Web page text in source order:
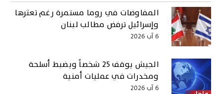
المفاوضات في روما مستمرة رغم تعثرها
وإسرائيل ترفض مطالب لبنان
6 آب 2026
الجيش يوقف 25 شخصاً ويضبط أسلحة
ومخدرات في عمليات أمنية
6 آب 2026